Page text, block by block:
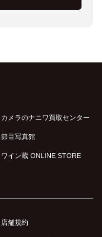
カメラのナニワ買取センター
節目写真館
ワイン蔵 ONLINE STORE
店舗規約